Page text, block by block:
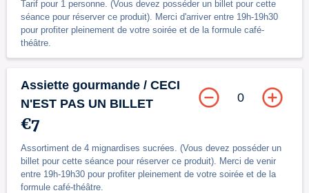
Tarif pour 1 personne. (Vous devez posséder un billet pour cette
séance pour réserver ce produit). Merci d'arriver entre 19h-19h30
pour profiter pleinement de votre soirée et de la formule café-
théâtre.
Assiette gourmande / CECI
N'EST PAS UN BILLET
€7
Assortiment de 4 mignardises sucrées. (Vous devez posséder un
billet pour cette séance pour réserver ce produit). Merci de venir
entre 19h-19h30 pour profiter pleinement de votre soirée et de la
formule café-théâtre.
0